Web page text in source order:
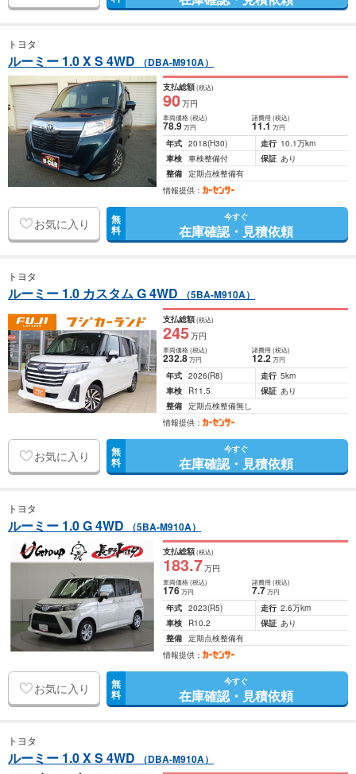
トヨタ
ルーミー 1.0 X S 4WD （DBA-M910A）
支払総額(税込)
90万円
車両価格(税込)
78.9万円
諸費用 (税込)
11.1 万円
年式 2018(H30) 走行 10.1万km
車検 車検整備付 保証 あり
整備 定期点検整備有
情報提供：
お気に入り 無
料
今すぐ
在庫確認・見積依頼
トヨタ
ルーミー 1.0 カスタム G 4WD （5BA-M910A）
支払総額(税込)
245万円
車両価格(税込)
232.8万円
諸費用 (税込)
12.2 万円
年式 2026(R8) 走行 5km
車検
R11.5 保証 あり
整備 定期点検整備無し
情報提供：
お気に入り 無
料
今すぐ
在庫確認・見積依頼
トヨタ
ルーミー 1.0 G 4WD （5BA-M910A）
支払総額(税込)
183.7万円
車両価格(税込)
176万円
諸費用 (税込)
7.7 万円
年式 2023(R5) 走行 2.6万km
車検
R10.2 保証 あり
整備 定期点検整備有
情報提供：
お気に入り 無
料
今すぐ
在庫確認・見積依頼
トヨタ
ルーミー 1.0 X S 4WD （DBA-M910A）